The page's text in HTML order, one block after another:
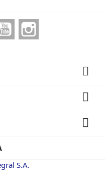
YouTube



S.A.